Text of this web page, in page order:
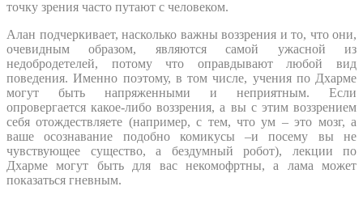
точку зрения часто путают с человеком.
Алан подчеркивает, насколько важны воззрения и то, что они,
очевидным образом, являются самой ужасной из
недобродетелей, потому что оправдывают любой вид
поведения. Именно поэтому, в том числе, учения по Дхарме
могут быть напряженными и неприятным. Если
опровергается какое-либо воззрения, а вы с этим воззрением
себя отождествляете (например, с тем, что ум – это мозг, а
ваше осознавание подобно комикусы –и посему вы не
чувствующее существо, а бездумный робот), лекции по
Дхарме могут быть для вас некомофртны, а лама может
показаться гневным.